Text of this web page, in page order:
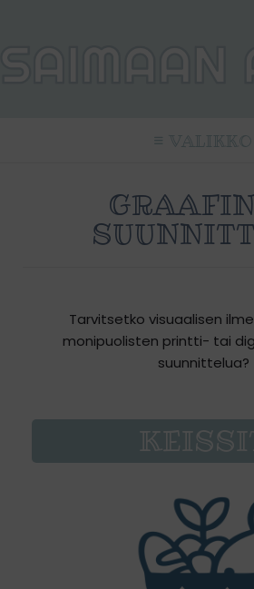
VALIKKO
Tarvitsetko visuaalisen
monipuolisten printti- tai
suunnittelua?